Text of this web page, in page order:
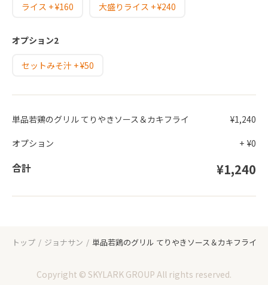
ライス + ¥160 大盛りライス + ¥240
オプション2
セットみそ汁 + ¥50
単品若鶏のグリル てりやきソース＆カキフライ
¥1,240
オプション
+ ¥0
合計 ¥1,240
トップ ジョナサン 単品若鶏のグリル てりやきソース＆カキフライ
Copyright © SKYLARK GROUP All rights reserved.